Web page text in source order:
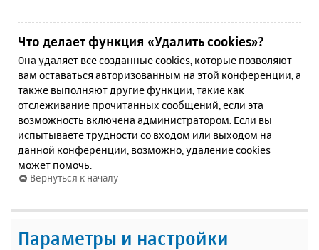
Что делает функция «Удалить cookies»?
Она удаляет все созданные cookies, которые позволяют
вам оставаться авторизованным на этой конференции, а
также выполняют другие функции, такие как
отслеживание прочитанных сообщений, если эта
возможность включена администратором. Если вы
испытываете трудности со входом или выходом на
данной конференции, возможно, удаление cookies
может помочь.
Вернуться к началу
Параметры и настройки